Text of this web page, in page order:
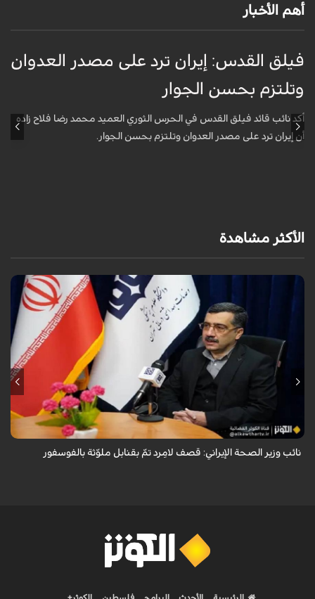
أهم الأخبار
فيلق القدس: إيران ترد على مصدر العدوان
وتلتزم بحسن الجوار
أكد نائب قائد فيلق القدس في الحرس الثوري العميد محمد رضا فلاح زاده
أن إيران ترد على مصدر العدوان وتلتزم بحسن الجوار.
الأكثر مشاهدة
قال معاون وزير الصحة الإيراني لشؤون البحوث والتكنولوجيا، شاهين آخوندزاده،
إن التحقيقات التي أجرتها وزارة الصحة بشأن قصف مدينة لامِرد في محافظة
نائب وزير الصحة الإيراني: قصف لامِرد تمّ بقنابل ملوّثة بالفوسفور